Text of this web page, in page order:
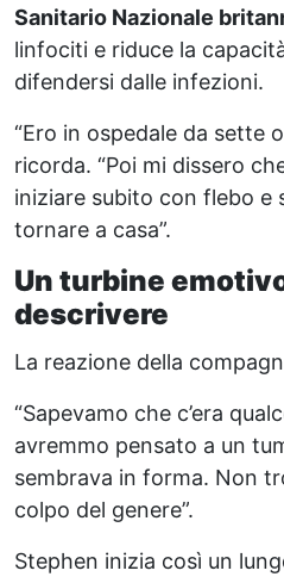
Sanitario Nazionale
linfociti e riduce la
difendersi dalle infezioni.
“Ero in ospedale da sette
ricorda. “Poi mi dissero
iniziare subito con flebo e
tornare a casa”.
Un turbine
descrivere
La reazione della
“Sapevamo che c’era
avremmo pensato a un
sembrava in forma. Non
colpo del genere”.
Stephen inizia così un